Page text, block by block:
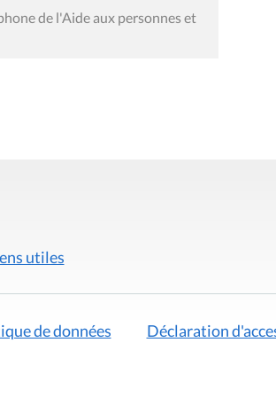
de l'Aide aux personnes et
utiles
de données Déclaration